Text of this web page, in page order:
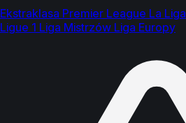
Ekstraklasa Premier League La Liga
Ligue 1 Liga Mistrzów Liga Europy